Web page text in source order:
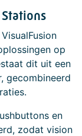
op
dit uit een
gecombineerd
en
zodat vision